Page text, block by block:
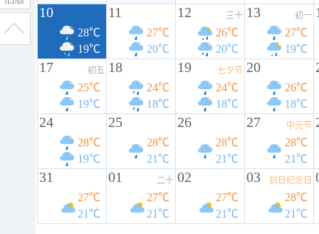
10
28℃
19℃
11
27℃
20℃
12 三十
26℃
20℃
13 初一
27℃
19℃
17 初五
25℃
19℃
18
24℃
18℃
19 七夕节
24℃
18℃
20
26℃
18℃
24
28℃
19℃
25
28℃
21℃
26
28℃
21℃
27 中元节
28℃
21℃
31
27℃
21℃
01 二十
27℃
21℃
02
27℃
21℃
03 抗日纪念日
28℃
21℃